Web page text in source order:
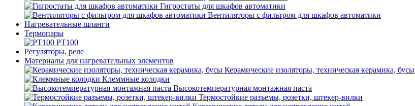
Гигростаты для шкафов автоматики
Вентиляторы с фильтром для шкафов автоматики
Нагревательные шланги
Термопары
PT100
Регуляторы, реле
Материалы для нагревательных элементов
Керамические изоляторы, техническая керамика, бусы
Клеммные колодки
Высокотемпературная монтажная паста
Термостойкие разъемы, розетки, штекер-вилки